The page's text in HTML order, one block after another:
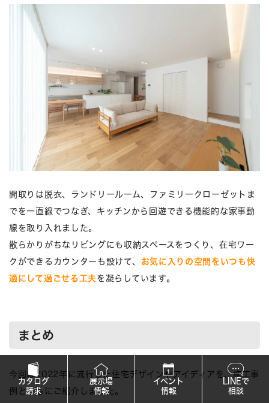
間取りは脱衣、ランドリールーム、ファミリークローゼットま
でを一直線でつなぎ、キッチンから回遊できる機能的な家事動
線を取り入れました。
散らかりがちなリビングにも収納スペースをつくり、在宅ワー
クができるカウンターも設けて、
お気に入りの空間をいつも快
適にして過ごせる工夫を凝らしています。
まとめ
今回は2022年に流行した住宅デザインやアイディアを、施工事
例とともにご紹介しました。
カタログ
請求
展示場
情報
イベント
情報
LINEで
相談